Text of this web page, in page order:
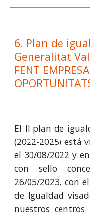
6. Plan de
Generalitat
FENT
El II plan de
(2022-2025) está
el 30/08/2022 y
con sello
26/05/2023, con
de Igualdad
nuestros